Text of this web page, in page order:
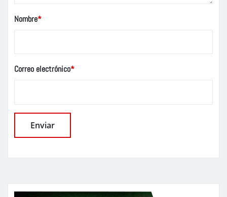
Nombre*
Correo electrónico*